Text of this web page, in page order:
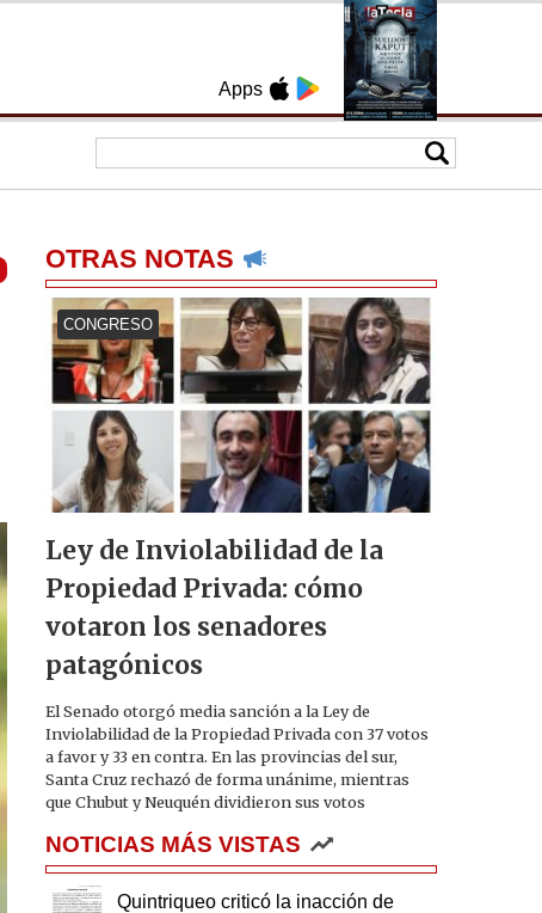
Apps
OTRAS NOTAS
CONGRESO
Ley de Inviolabilidad de la
Propiedad Privada: cómo
votaron los senadores
patagónicos
El Senado otorgó media sanción a la Ley de
Inviolabilidad de la Propiedad Privada con 37 votos
a favor y 33 en contra. En las provincias del sur,
Santa Cruz rechazó de forma unánime, mientras
que Chubut y Neuquén dividieron sus votos
NOTICIAS MÁS VISTAS
Quintriqueo criticó la inacción de